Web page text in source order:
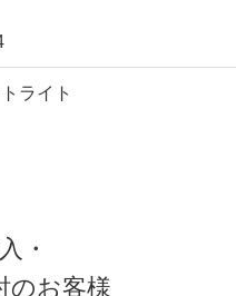
ライト
・
のお客様